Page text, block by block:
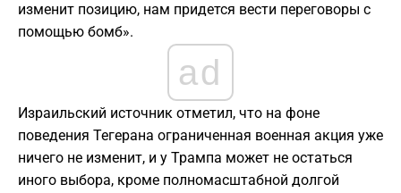
изменит позицию, нам придется вести переговоры с
помощью бомб».
ad
Израильский источник отметил, что на фоне
поведения Тегерана ограниченная военная акция уже
ничего не изменит, и у Трампа может не остаться
иного выбора, кроме полномасштабной долгой